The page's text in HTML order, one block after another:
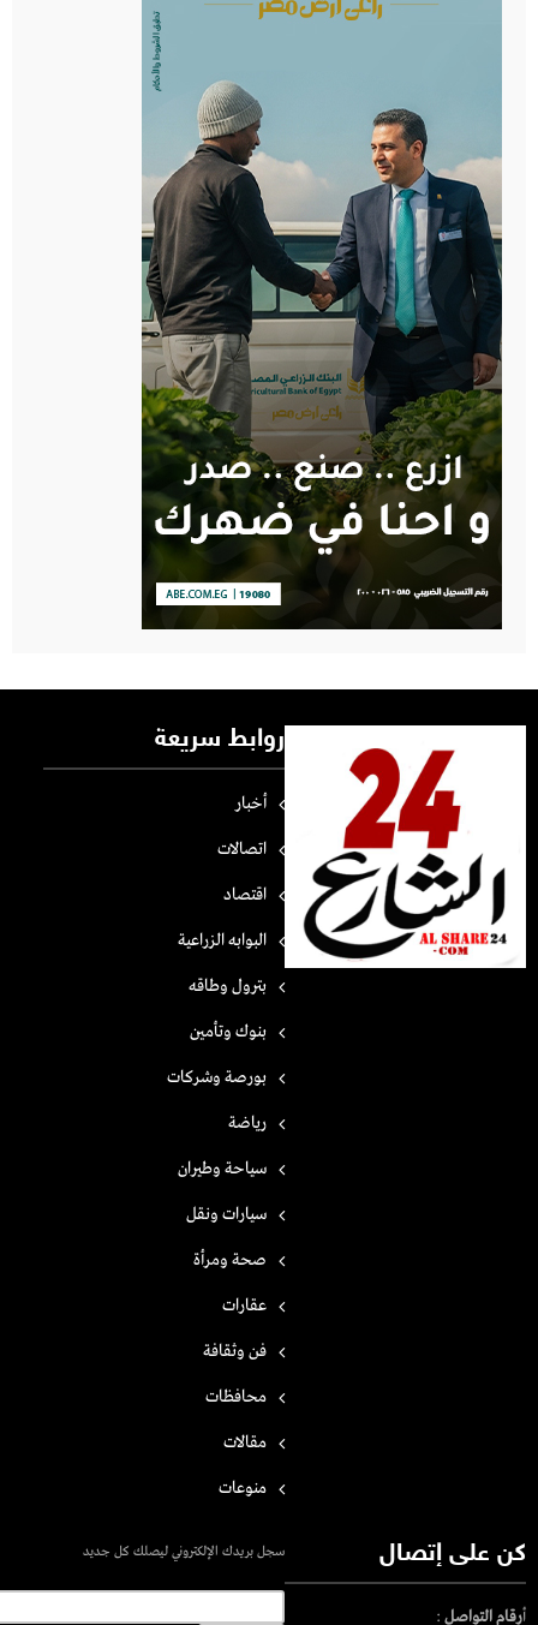
روابط سريعة
أخبار
اتصالات
اقتصاد
البوابه الزراعية
بترول وطاقه
بنوك وتأمين
بورصة وشركات
رياضة
سياحة وطيران
سيارات ونقل
صحة ومرأة
عقارات
فن وثقافة
محافظات
مقالات
منوعات
كن على إتصال
أرقام التواصل :
سجل بريدك الإلكتروني ليصلك كل جديد